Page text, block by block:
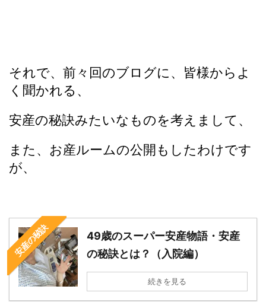
それで、前々回のブログに、皆様からよ
く聞かれる、
安産の秘訣みたいなものを考えまして、
また、お産ルームの公開もしたわけです
が、
安産の秘訣
49歳のスーパー安産物語・安産
の秘訣とは？（入院編）
続きを見る